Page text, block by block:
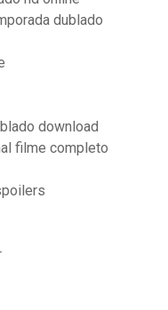
dublado
download
filme completo